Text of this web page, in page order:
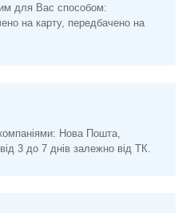
для Вас способом:
на карту, передбачено на
Нова Пошта,
3 до 7 днів залежно від ТК.